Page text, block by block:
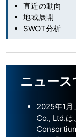
直近の動向
地域展開
SWOT分析
ニュース
2025年1
Co., Ltd.